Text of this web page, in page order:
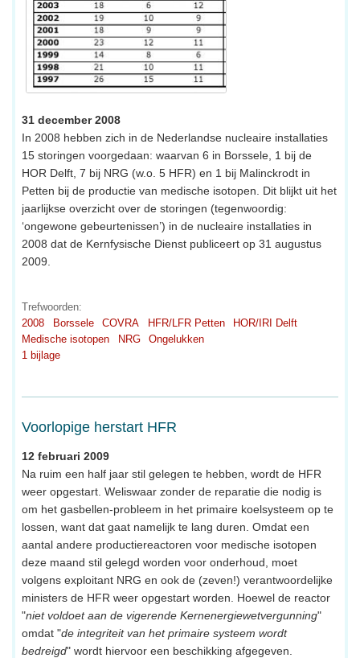
31 december 2008
In 2008 hebben zich in de Nederlandse nucleaire installaties
15 storingen voorgedaan: waarvan 6 in Borssele, 1 bij de
HOR Delft, 7 bij NRG (w.o. 5 HFR) en 1 bij Malinckrodt in
Petten bij de productie van medische isotopen. Dit blijkt uit het
jaarlijkse overzicht over de storingen (tegenwoordig:
‘ongewone gebeurtenissen’) in de nucleaire installaties in
2008 dat de Kernfysische Dienst publiceert op 31 augustus
2009.
Trefwoorden:
2008
Borssele COVRA HFR/LFR Petten
HOR/IRI Delft
Medische isotopen
NRG
Ongelukken
1 bijlage
Voorlopige herstart HFR
12 februari 2009
Na ruim een half jaar stil gelegen te hebben, wordt de HFR
weer opgestart. Weliswaar zonder de reparatie die nodig is
om het gasbellen-probleem in het primaire koelsysteem op te
lossen, want dat gaat namelijk te lang duren. Omdat een
aantal andere productiereactoren voor medische isotopen
deze maand stil gelegd worden voor onderhoud, moet
volgens exploitant NRG en ook de (zeven!) verantwoordelijke
ministers de HFR weer opgestart worden. Hoewel de reactor
"niet voldoet aan de vigerende Kernenergiewetvergunning"
omdat "de integriteit van het primaire systeem wordt
bedreigd" wordt hiervoor een beschikking afgegeven.